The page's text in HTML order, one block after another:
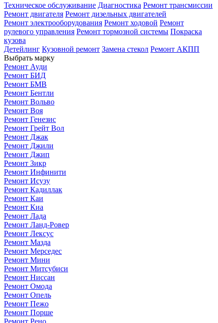
построить маршрут
Техническое обслуживание Диагностика Ремонт трансмиссии
Ремонт двигателя Ремонт дизельных двигателей
Ремонт электрооборудования Ремонт ходовой Ремонт
рулевого управления Ремонт тормозной системы Покраска
кузова
Детейлинг Кузовной ремонт Замена стекол Ремонт АКПП
Выбрать марку
Ремонт Ауди
Ремонт БИД
Ремонт БМВ
Ремонт Бентли
Ремонт Вольво
Ремонт Воя
Ремонт Генезис
Ремонт Грейт Вол
Ремонт Джак
Ремонт Джили
Ремонт Джип
Ремонт Зикр
Ремонт Инфинити
Ремонт Исузу
Ремонт Кадиллак
Ремонт Каи
Ремонт Киа
Ремонт Лада
Ремонт Ланд-Ровер
Ремонт Лексус
Ремонт Мазда
Ремонт Мерседес
Ремонт Мини
Ремонт Митсубиси
Ремонт Ниссан
Ремонт Омода
Ремонт Опель
Ремонт Пежо
Ремонт Порше
Ремонт Рено